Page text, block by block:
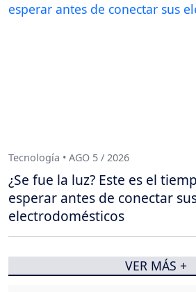
Tecnología • AGO 5 / 2026
¿Se fue la luz? Este es el
esperar antes de conectar
electrodomésticos
VER MÁS +